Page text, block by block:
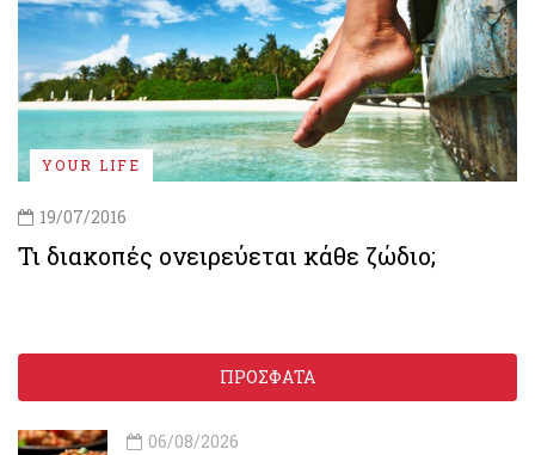
YOUR LIFE
19/07/2016
Τι διακοπές ονειρεύεται κάθε ζώδιο;
ΠΡΟΣΦΑΤΑ
06/08/2026